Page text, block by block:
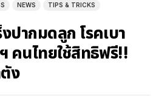
NEWS TIPS & TRICKS
ปากมดลูก โรคเบา
คนไทยใช้สิทธิฟรี!!
ง